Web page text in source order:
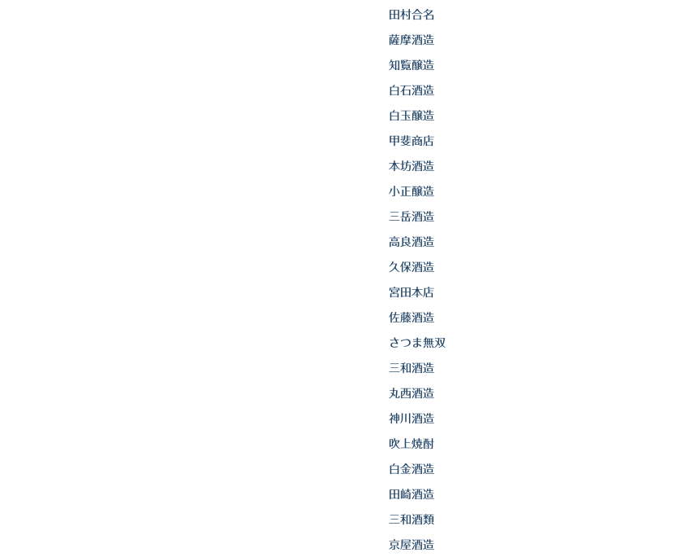
田村合名
薩摩酒造
知覧醸造
白石酒造
白玉醸造
甲斐商店
本坊酒造
小正醸造
三岳酒造
高良酒造
久保酒造
宮田本店
佐藤酒造
さつま無双
三和酒造
丸西酒造
神川酒造
吹上焼酎
白金酒造
田崎酒造
三和酒類
京屋酒造